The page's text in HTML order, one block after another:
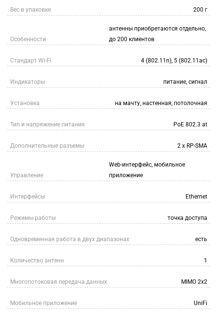
Вес в упаковке 200 г
Особенности
антенны приобретаются отдельно,
до 200 клиентов
Стандарт Wi-Fi 4 (802.11n), 5 (802.11ac)
Индикаторы питание, сигнал
Установка на мачту, настенная, потолочная
Тип и напряжение питания PoE 802.3 at
Дополнительные разъемы 2 x RP-SMA
Управление
Web-интерфейс, мобильное
приложение
Интерфейсы Ethernet
Режимы работы точка доступа
Одновременная работа в двух диапазонах есть
Количество антенн 1
Многопотоковая передача данных MIMO 2x2
Мобильное приложение UniFi